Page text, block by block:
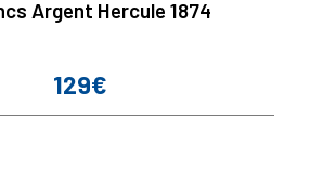
Argent Hercule 1874
Prix
129€